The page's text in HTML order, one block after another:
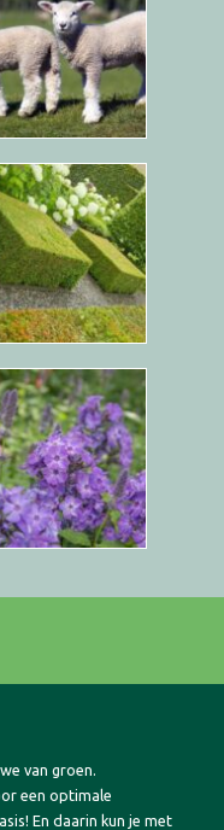
van groen.
een optimale
En daarin kun je met